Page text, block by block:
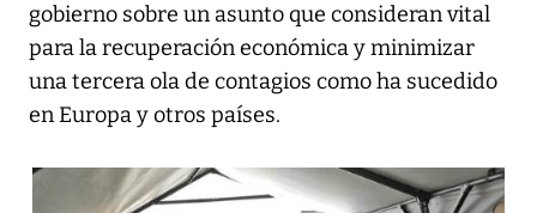
gobierno sobre un asunto que consideran vital
para la recuperación económica y minimizar
una tercera ola de contagios como ha sucedido
en Europa y otros países.